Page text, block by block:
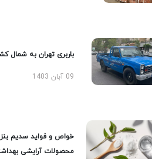
باربری تهران به شمال
09 آبان 1403
خواص و فواید سدیم
محصولات آرایشی